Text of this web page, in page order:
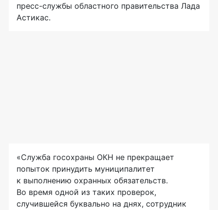
пресс-службы областного правительства Лада
Астикас.
«Служба госохраны ОКН не прекращает
попыток принудить муниципалитет
к выполнению охранных обязательств.
Во время одной из таких проверок,
случившейся буквально на днях, сотрудник